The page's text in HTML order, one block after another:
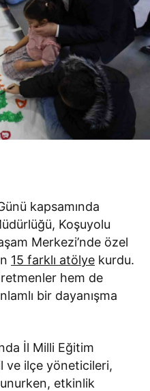
kapsamında
Koşuyolu
Merkezi’nde özel
15 farklı atölye kurdu.
hem de
bir dayanışma
İl Milli Eğitim
ve ilçe yöneticileri,
etkinlik